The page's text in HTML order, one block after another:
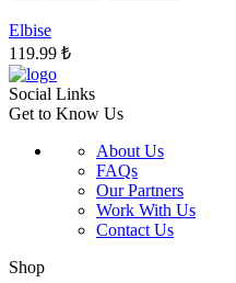
Elbise
119.99 ₺
Social Links
Get to Know Us
About Us
FAQs
Our Partners
Work With Us
Contact Us
Shop